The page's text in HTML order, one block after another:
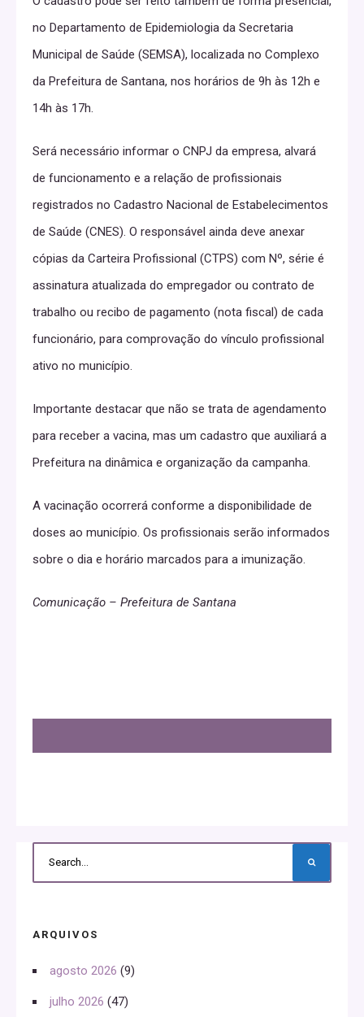
no Departamento de Epidemiologia da Secretaria
Municipal de Saúde (SEMSA), localizada no Complexo
da Prefeitura de Santana, nos horários de 9h às 12h e
14h às 17h.
Será necessário informar o CNPJ da empresa, alvará
de funcionamento e a relação de profissionais
registrados no Cadastro Nacional de Estabelecimentos
de Saúde (CNES). O responsável ainda deve anexar
cópias da Carteira Profissional (CTPS) com Nº, série é
assinatura atualizada do empregador ou contrato de
trabalho ou recibo de pagamento (nota fiscal) de cada
funcionário, para comprovação do vínculo profissional
ativo no município.
Importante destacar que não se trata de agendamento
para receber a vacina, mas um cadastro que auxiliará a
Prefeitura na dinâmica e organização da campanha.
A vacinação ocorrerá conforme a disponibilidade de
doses ao município. Os profissionais serão informados
sobre o dia e horário marcados para a imunização.
Comunicação – Prefeitura de Santana
ARQUIVOS
agosto 2026 (9)
julho 2026 (47)